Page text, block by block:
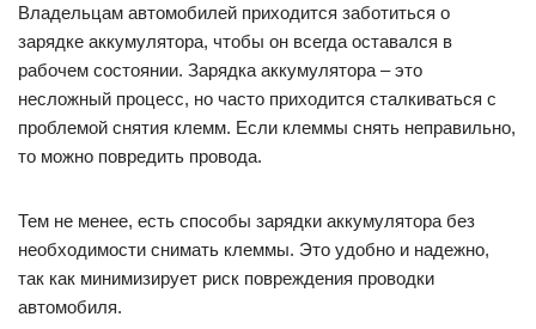
Владельцам автомобилей приходится заботиться о
зарядке аккумулятора, чтобы он всегда оставался в
рабочем состоянии. Зарядка аккумулятора – это
несложный процесс, но часто приходится сталкиваться с
проблемой снятия клемм. Если клеммы снять неправильно,
то можно повредить провода.
Тем не менее, есть способы зарядки аккумулятора без
необходимости снимать клеммы. Это удобно и надежно,
так как минимизирует риск повреждения проводки
автомобиля.